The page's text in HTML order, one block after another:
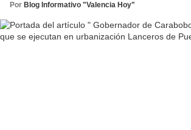
Por Blog Informativo "Valencia Hoy"